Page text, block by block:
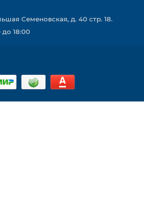
Семеновская, д. 40 стр. 18.
18:00